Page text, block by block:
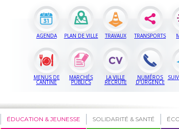
AGENDA PLAN DE VILLE TRAVAUX TRANSPORTS
MENUS DE
CANTINE
MARCHÉS
PUBLICS
LA VILLE
RECRUTE
NUMÉROS
D’URGENCE
ÉDUCATION & JEUNESSE SOLIDARITÉ & SANTÉ